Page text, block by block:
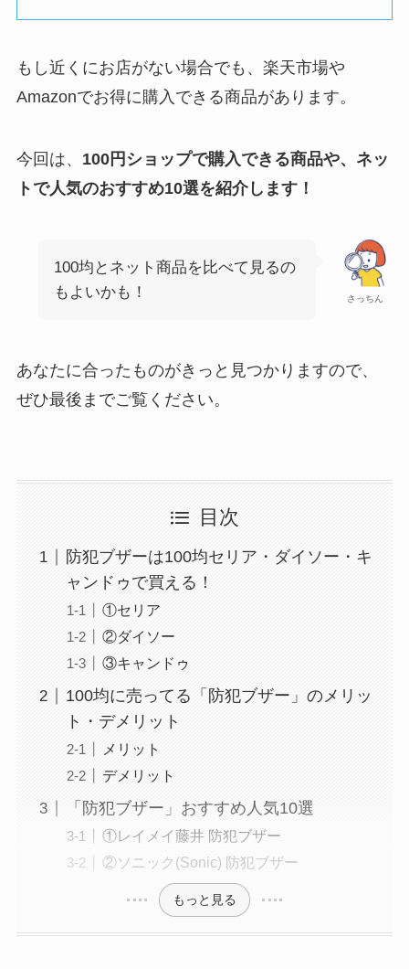
もし近くにお店がない場合でも、楽天市場や
Amazonでお得に購入できる商品があります。
今回は、 100円ショップで購入できる商品や、ネッ
トで人気のおすすめ10選を紹介します！
さっちん
100均とネット商品を比べて見るの
もよいかも！
あなたに合ったものがきっと見つかりますので、
ぜひ最後までご覧ください。
目次
防犯ブザーは100均セリア・ダイソー・キ
ャンドゥで買える！
①セリア
②ダイソー
③キャンドゥ
100均に売ってる「防犯ブザー」のメリッ
ト・デメリット
メリット
デメリット
「防犯ブザー」おすすめ人気10選
①レイメイ藤井 防犯ブザー
②ソニック(Sonic) 防犯ブザー
もっと見る